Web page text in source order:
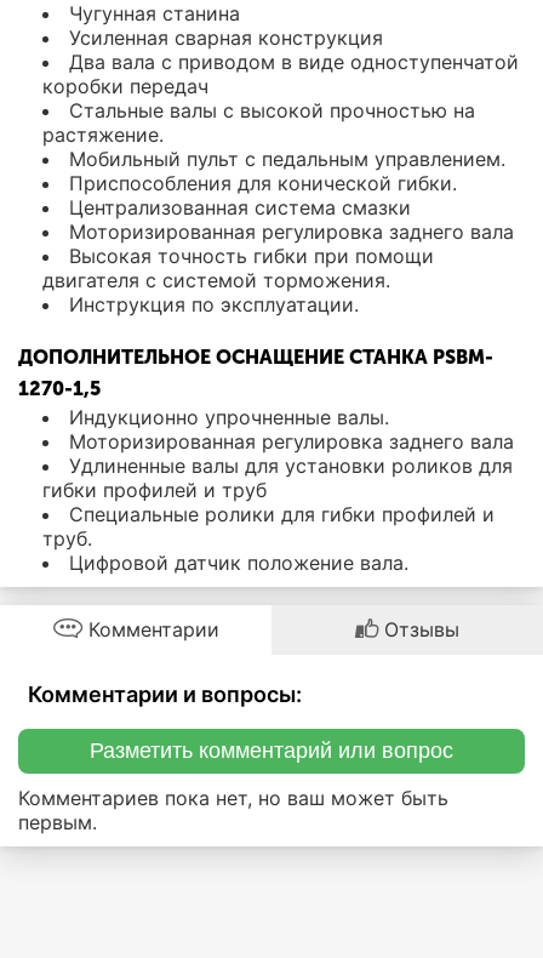
Чугунная станина
Усиленная сварная конструкция
Два вала с приводом в виде одноступенчатой
коробки передач
Стальные валы с высокой прочностью на
растяжение.
Мобильный пульт с педальным управлением.
Приспособления для конической гибки.
Централизованная система смазки
Моторизированная регулировка заднего вала
Высокая точность гибки при помощи
двигателя с системой торможения.
Инструкция по эксплуатации.
ДОПОЛНИТЕЛЬНОЕ ОСНАЩЕНИЕ СТАНКА PSBM-
1270-1,5
Индукционно упрочненные валы.
Моторизированная регулировка заднего вала
Удлиненные валы для установки роликов для
гибки профилей и труб
Специальные ролики для гибки профилей и
труб.
Цифровой датчик положение вала.
Комментарии Отзывы
Комментарии и вопросы:
Разметить комментарий или вопрос
Комментариев пока нет, но ваш может быть
первым.